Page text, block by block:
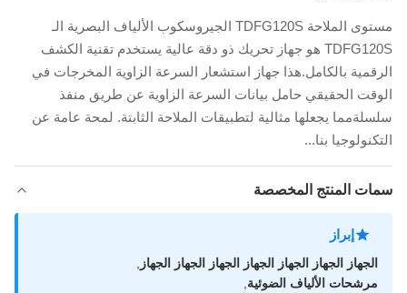
مستوى الملاحة TDFG120S الجيروسكوب الألياف البصرية الـ
TDFG120S هو جهاز تحريك ذو دقة عالية يستخدم تقنية الكشف
الرقمية بالكامل.هذا جهاز استشعار السرعة الزاوية المخرجات في
الوقت الحقيقي حامل بيانات السرعة الزاوية عن طريق منفذ
سلسلةمما يجعلها مثالية لتطبيقات الملاحة الثابتة. لمحة عامة عن
التكنولوجيا بنا...
سمات المنتج المخصصة
إبراز
الجهاز الجهاز الجهاز الجهاز الجهاز الجهاز الجهاز
مرشحات الألياف الضوئية